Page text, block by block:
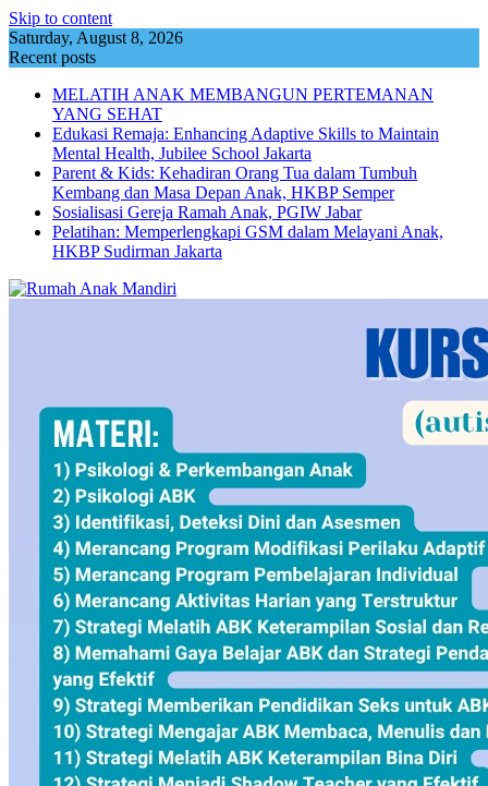
Skip to content
Saturday, August 8, 2026
Recent posts
MELATIH ANAK MEMBANGUN PERTEMANAN
YANG SEHAT
Edukasi Remaja: Enhancing Adaptive Skills to Maintain
Mental Health, Jubilee School Jakarta
Parent & Kids: Kehadiran Orang Tua dalam Tumbuh
Kembang dan Masa Depan Anak, HKBP Semper
Sosialisasi Gereja Ramah Anak, PGIW Jabar
Pelatihan: Memperlengkapi GSM dalam Melayani Anak,
HKBP Sudirman Jakarta